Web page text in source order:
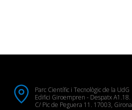
Parc Científic i Tecnològic de la UdG
Edifici Giroempren - Despatx A1.18.
C/ Pic de Peguera 11. 17003, Girona